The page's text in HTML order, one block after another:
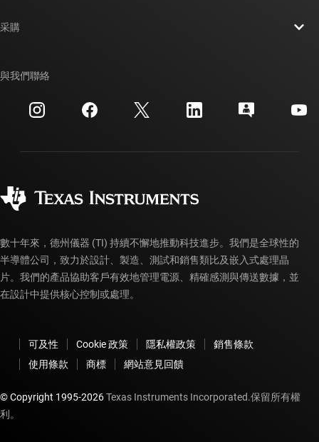
投資人關系
製造
交互參考搜索
客戶支援中心
myTI 帳戶常見問題解答
采購
訂購 FAQ
與我們聯絡
數十年來，德州儀器 (TI) 持續不懈地推動科技進步。我們是全球性的
半導體公司，致力於設計、製造、測試和銷售類比及嵌入式處理晶
片。我們的產品協助客戶有效地管理電源、精確感測與傳送數據，並
在設計中提供核心控制或處理。
可及性 Cookie 政策 隱私權政策
銷售條款
使用條款
商標 網站意見回饋
© Copyright 1995-2026Texas Instruments Incorporated.保留所有權
利。